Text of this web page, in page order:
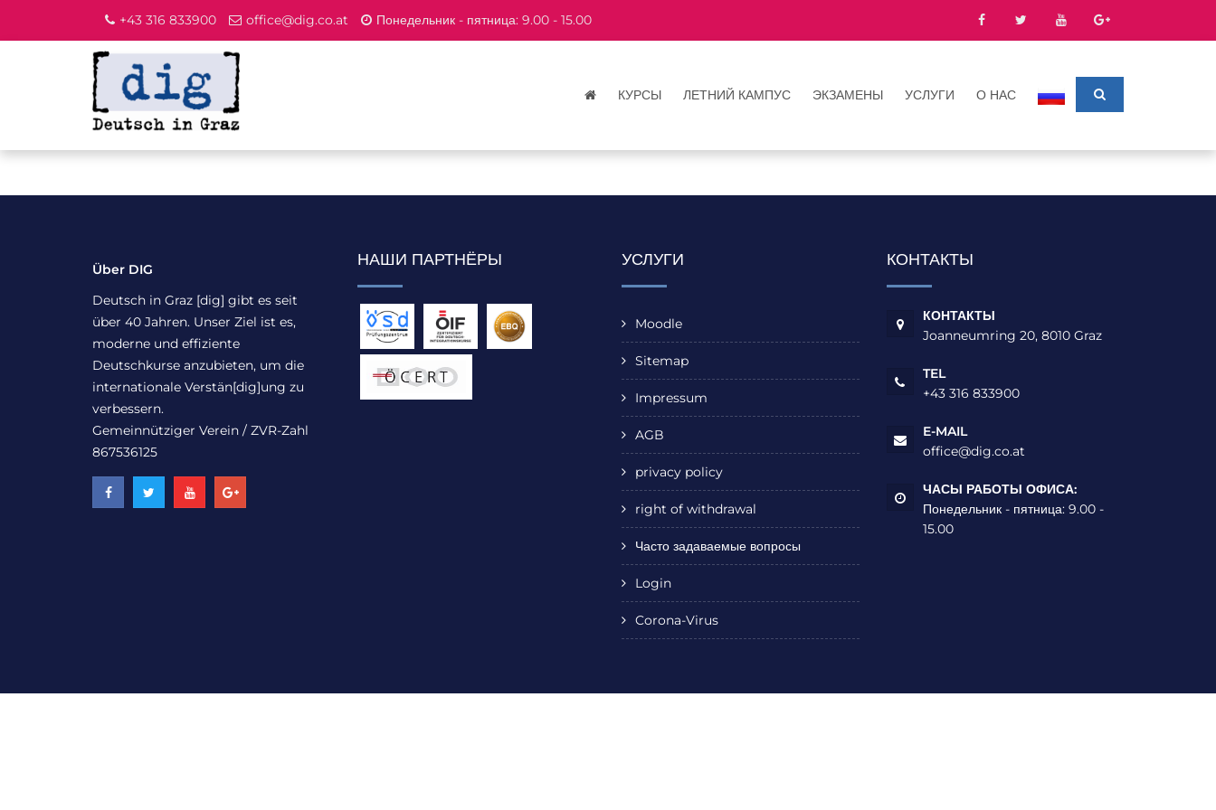
+43 316 833900 office@dig.co.at Понедельник - пятница: 9.00 - 15.00
КУРСЫ ЛЕТНИЙ КАМПУС ЭКЗАМЕНЫ УСЛУГИ О НАС
Über DIG
Deutsch in Graz [dig] gibt es seit
über 40 Jahren. Unser Ziel ist es,
moderne und effiziente
Deutschkurse anzubieten, um die
internationale Verstän[dig]ung zu
verbessern.
Gemeinnütziger Verein / ZVR-Zahl
867536125
НАШИ ПАРТНЁРЫ УСЛУГИ
Moodle
Sitemap
Impressum
AGB
privacy policy
right of withdrawal
Часто задаваемые вопросы
Login
Corona-Virus
КОНТАКТЫ
КОНТАКТЫ
Joanneumring 20, 8010 Graz
TEL
+43 316 833900
E-MAIL
office@dig.co.at
ЧАСЫ РАБОТЫ ОФИСА:
Понедельник - пятница: 9.00 -
15.00